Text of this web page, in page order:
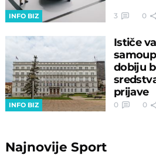
INFO BIZ 3 0
INFO BIZ
Ističe
dobiju
prijave
0 0
NajnovijeSport